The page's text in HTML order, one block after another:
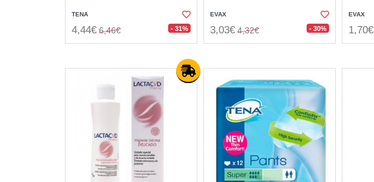
TENA
4,44€ 6,46€ - 31%
EVAX
3,03€ 4,32€ - 30%
EVAX
1,70€